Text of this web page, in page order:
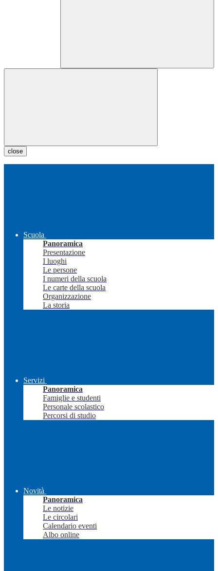
close
Scuola
Panoramica
Presentazione
I luoghi
Le persone
I numeri della scuola
Le carte della scuola
Organizzazione
La storia
Servizi
Panoramica
Famiglie e studenti
Personale scolastico
Percorsi di studio
Novità
Panoramica
Le notizie
Le circolari
Calendario eventi
Albo online